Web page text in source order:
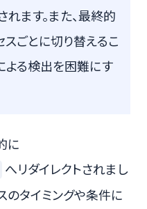
ます。また、最終的
ごとに切り替えるこ
よる検出を困難にす
に
へリダイレクトされまし
のタイミングや条件に